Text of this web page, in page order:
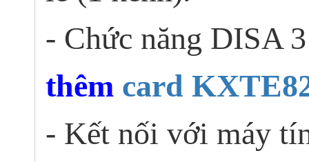
- Chức năng DISA
thêm card
- Kết nối với máy